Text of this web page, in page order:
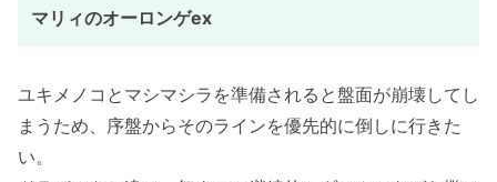
マリィのオーロンゲex
ユキメノコとマシマシラを準備されると盤面が崩壊してし
まうため、序盤からそのラインを優先的に倒しに行きた
い。